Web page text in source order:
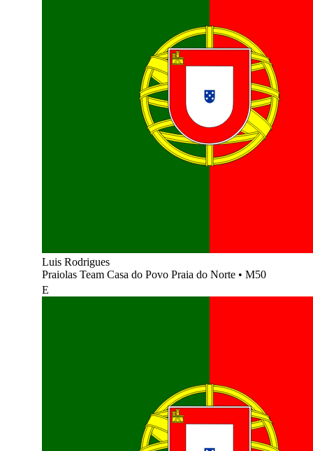
Luis Rodrigues
Praiolas Team Casa do Povo Praia do Norte • M50
E